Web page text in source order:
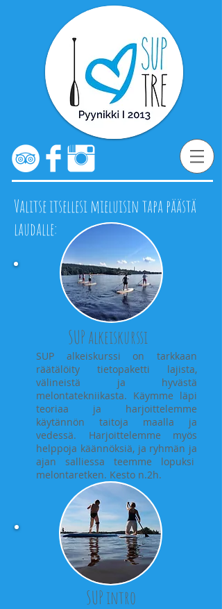
Valitse itsellesi mieluisin tapa päästä
laudalle:
SUP alkeiskurssi
SUP alkeiskurssi on tarkkaan
räätälöity tietopaketti lajista,
välineistä ja hyvästä
melontatekniikasta. Käymme läpi
teoriaa ja harjoittelemme
käytännön taitoja maalla ja
vedessä. Harjoittelemme myös
helppoja käännöksiä, ja ryhmän ja
ajan salliessa teemme lopuksi
melontaretken. Kesto n.2h.
SUP intro